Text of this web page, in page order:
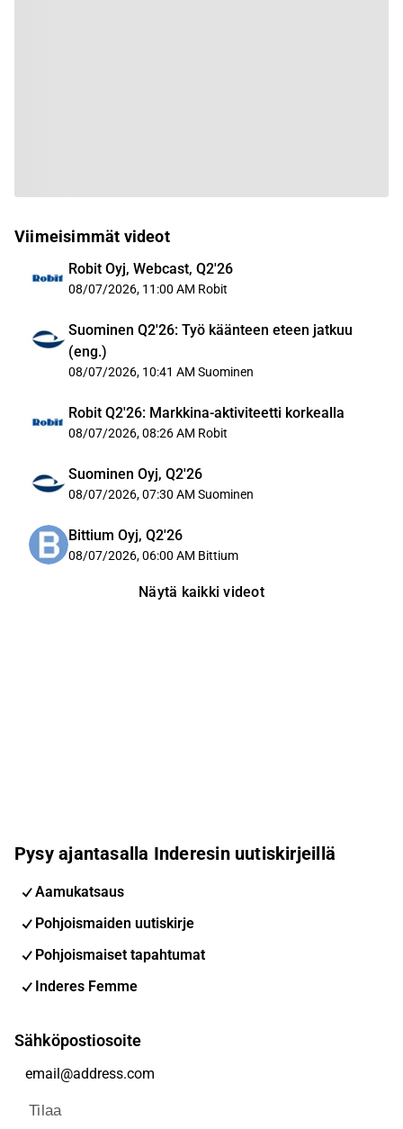
Viimeisimmät videot
Robit Oyj, Webcast, Q2'26
08/07/2026, 11:00 AM Robit
Suominen Q2'26: Työ käänteen eteen jatkuu
(eng.)
08/07/2026, 10:41 AM Suominen
Robit Q2'26: Markkina-aktiviteetti korkealla
08/07/2026, 08:26 AM Robit
Suominen Oyj, Q2'26
08/07/2026, 07:30 AM Suominen
Bittium Oyj, Q2'26
08/07/2026, 06:00 AM Bittium
Näytä kaikki videot
Pysy ajantasalla Inderesin uutiskirjeillä
Aamukatsaus
Pohjoismaiden uutiskirje
Pohjoismaiset tapahtumat
Inderes Femme
Sähköpostiosoite
Tilaa